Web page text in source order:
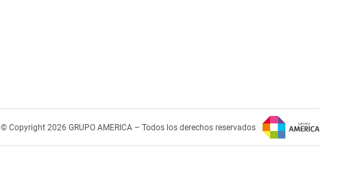
© Copyright 2026 GRUPO AMERICA – Todos los derechos reservados